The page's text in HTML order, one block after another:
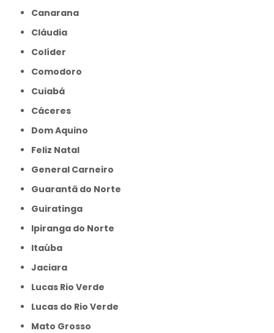
Canarana
Cláudia
Colíder
Comodoro
Cuiabá
Cáceres
Dom Aquino
Feliz Natal
General Carneiro
Guarantã do Norte
Guiratinga
Ipiranga do Norte
Itaúba
Jaciara
Lucas Rio Verde
Lucas do Rio Verde
Mato Grosso